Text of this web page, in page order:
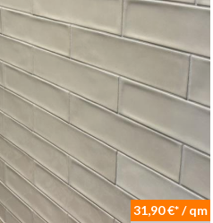
31,90 €* / qm